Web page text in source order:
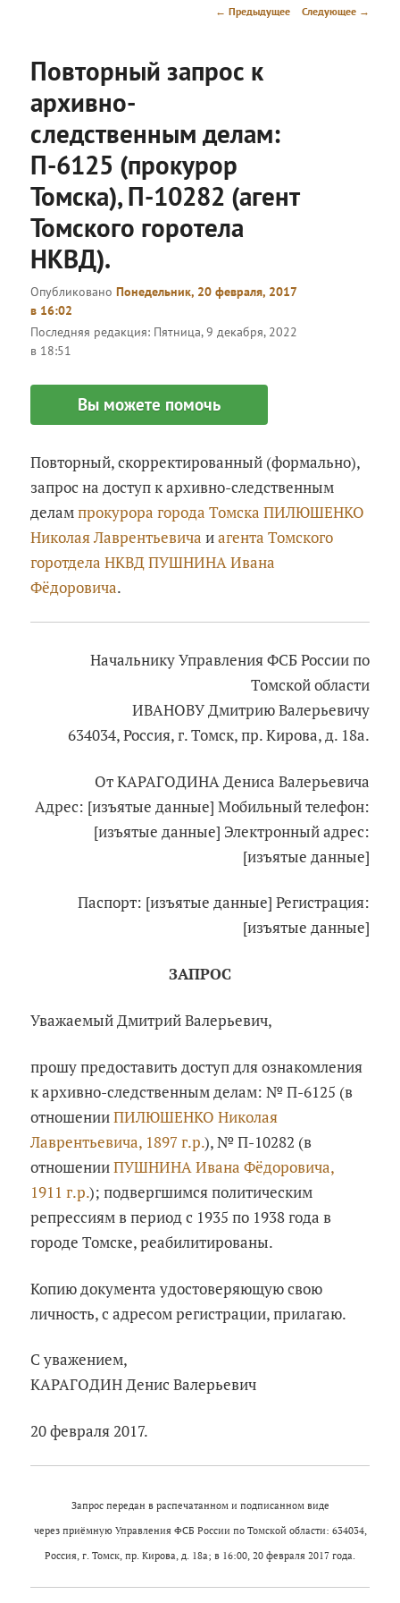
Навигация
← Предыдущее Следующее →
Повторный запрос к
архивно-
следственным делам:
П-6125 (прокурор
Томска), П-10282 (агент
Томского горотела
НКВД).
ОпубликованоПонедельник, 20 февраля, 2017
в 16:02
Последняя редакция: Пятница, 9 декабря, 2022
в 18:51
Вы можете помочь
Повторный, скорректированный (формально),
запрос на доступ к архивно-следственным
делампрокурора города Томска ПИЛЮШЕНКО
Николая Лаврентьевича иагента Томского
горотдела НКВД ПУШНИНА Ивана
Фёдоровича.
Начальнику Управления ФСБ России по
Томской области
ИВАНОВУ Дмитрию Валерьевичу
634034, Россия, г. Томск, пр. Кирова, д. 18а.
От КАРАГОДИНА Дениса Валерьевича
Адрес: [изъятые данные] Мобильный телефон:
[изъятые данные] Электронный адрес:
[изъятые данные]
Паспорт: [изъятые данные] Регистрация:
[изъятые данные]
ЗАПРОС
Уважаемый Дмитрий Валерьевич,
прошу предоставить доступ для ознакомления
к архивно-следственным делам: № П-6125 (в
отношенииПИЛЮШЕНКО Николая
Лаврентьевича, 1897 г.р.), № П-10282 (в
отношенииПУШНИНА Ивана Фёдоровича,
1911 г.р.); подвергшимся политическим
репрессиям в период с 1935 по 1938 года в
городе Томске, реабилитированы.
Копию документа удостоверяющую свою
личность, с адресом регистрации, прилагаю.
С уважением,
КАРАГОДИН Денис Валерьевич
20 февраля 2017.
Запрос передан в распечатанном и подписанном виде
через приёмную Управления ФСБ России по Томской области: 634034,
Россия, г. Томск, пр. Кирова, д. 18а; в 16:00, 20 февраля 2017 года.